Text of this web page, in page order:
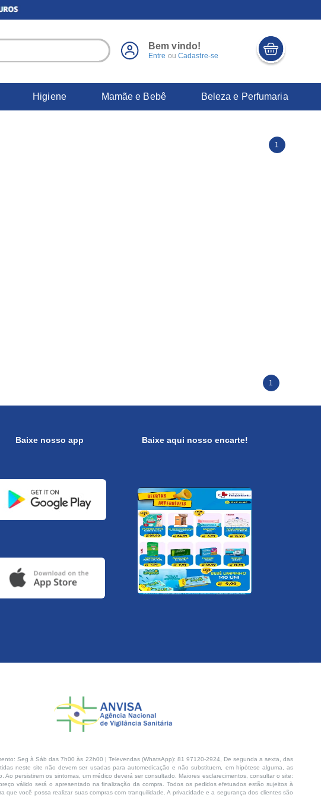
Bem vindo!
Entre ou Cadastre-se
Higiene Mamãe e Bebê Beleza e Perfumaria
1
1
Baixe nosso app Baixe aqui nosso encarte!
Seg à Sáb das 7h00 às 22h00 | Televendas (WhatsApp): 81 97120-2924, De segunda a sexta, das
neste site não devem ser usadas para automedicação e não substituem, em hipótese alguma, as
persistirem os sintomas, um médico deverá ser consultado. Maiores esclarecimentos, consultar o site:
válido será o apresentado na finalização da compra. Todos os pedidos efetuados estão sujeitos à
você possa realizar suas compras com tranquilidade. A privacidade e a segurança dos clientes são